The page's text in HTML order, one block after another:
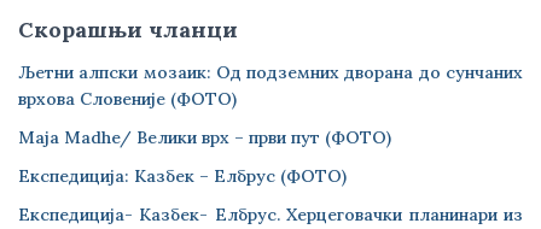
Скорашњи чланци
Љетни алпски мозаик: Од подземних дворана до сунчаних
врхова Словеније (ФОТО)
Maja Madhe/ Велики врх – први пут (ФОТО)
Експедиција: Казбек – Елбрус (ФОТО)
Експедиција- Казбек- Елбрус. Херцеговачки планинари из